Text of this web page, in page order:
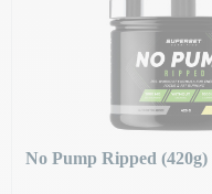
No Pump Ripped (420g)